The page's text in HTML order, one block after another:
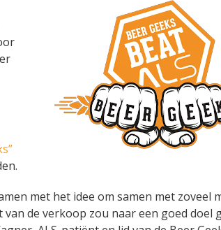
met het idee om samen met zoveel
de verkoop zou naar een goed doel